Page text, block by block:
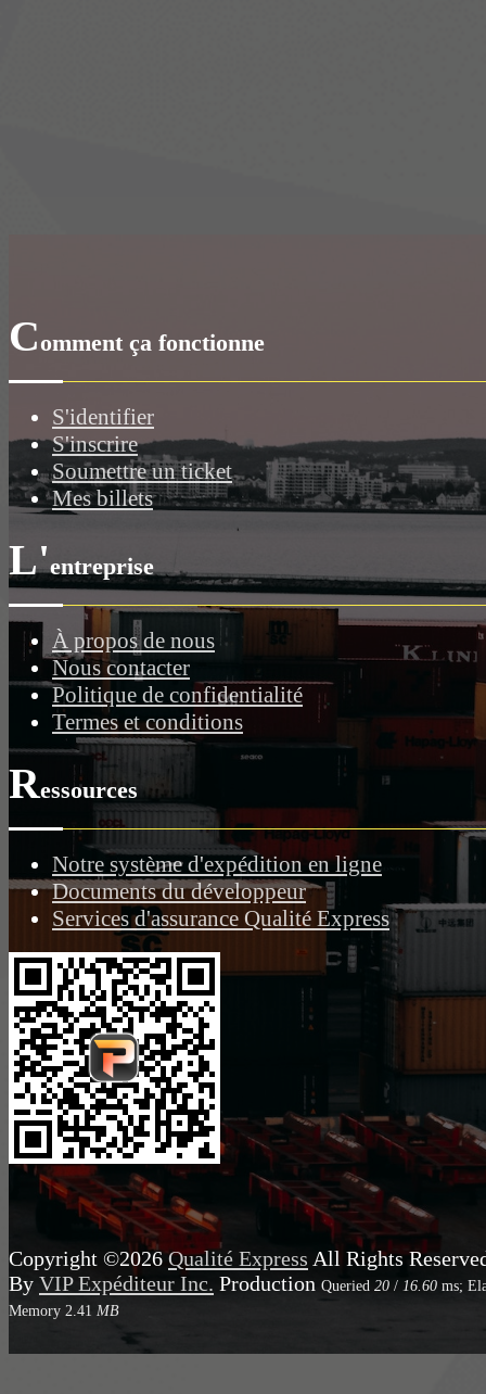
Comment ça fonctionne
S'identifier
S'inscrire
Soumettre un ticket
Mes billets
L'entreprise
À propos de nous
Nous contacter
Politique de confidentialité
Termes et conditions
Ressources
Notre système d'expédition en ligne
Documents du développeur
Services d'assurance Qualité Express
Copyright ©2026Qualité Express All Rights
By VIP Expéditeur Inc. Production Queried 20 / 16.60 ms;
Memory 2.41 MB